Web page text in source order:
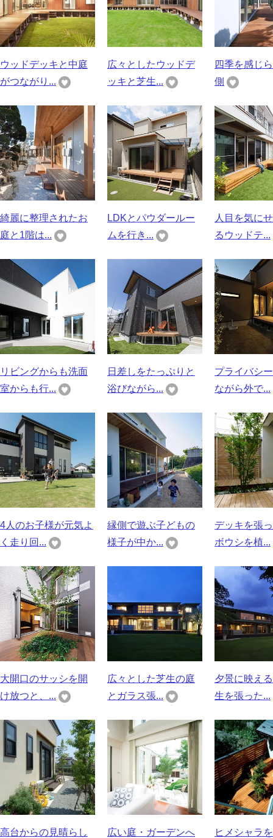
ウッドデッキと中庭
がつながり...
広々としたウッドデ
ッキと芝生...
四季を感じ
側
綺麗に整理されたお
庭と1階は...
LDKとパウダールー
ムを行き...
人目を気に
るウッドテ...
リビングからも洗面
室からも行...
日差しをたっぷりと
浴びながら...
プライバシ
ながら外で...
4人のお子様が元気よ
く走り回...
縁側で遊ぶ子どもの
様子が中か...
デッキを張
ボウシを植...
大開口のサッシを開
け放つと、...
広々とした芝生の庭
とガラス張...
夕景に映え
生を張った...
高台からの見晴らし 広い庭・ガーデンへ ヒメシャラ